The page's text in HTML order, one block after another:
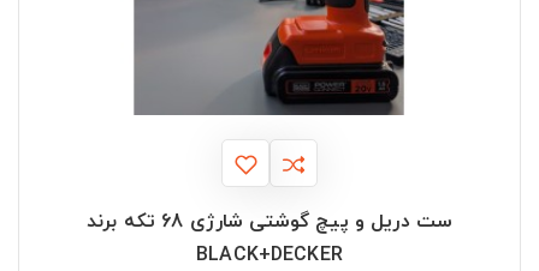
ست دریل و پیچ گوشتی شارژی 68 تکه برند
BLACK+DECKER